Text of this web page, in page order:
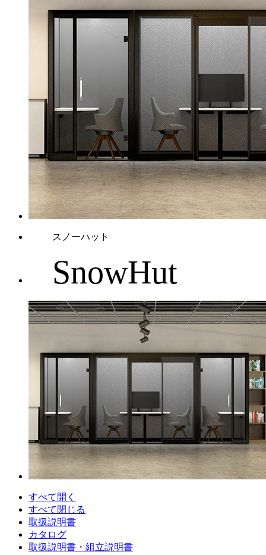
スノーハット
SnowHut
すべて開く
すべて閉じる
取扱説明書
カタログ
取扱説明書・組立説明書